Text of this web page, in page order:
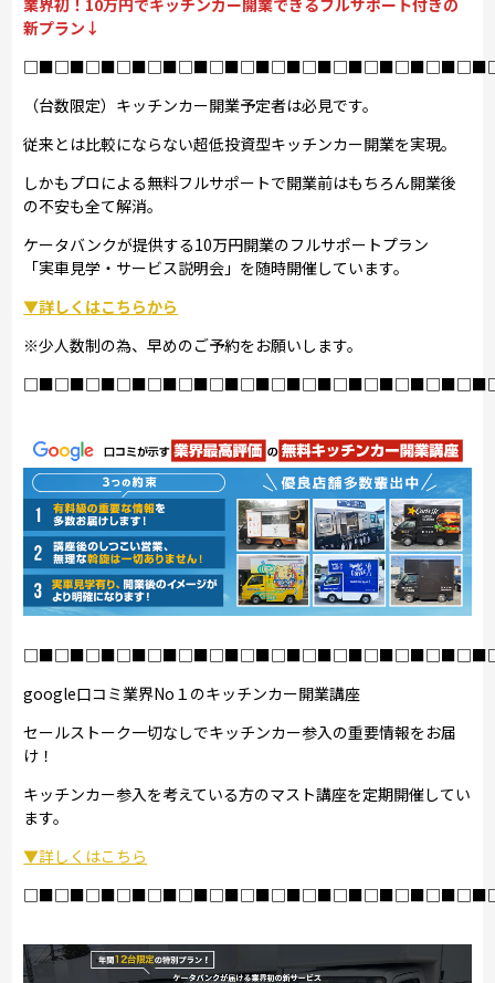
業界初！10万円でキッチンカー開業できるフルサポート付きの
新プラン↓
（台数限定）キッチンカー開業予定者は必見です。
従来とは比較にならない超低投資型キッチンカー開業を実現。
しかもプロによる無料フルサポートで開業前はもちろん開業後
の不安も全て解消。
ケータバンクが提供する10万円開業のフルサポートプラン
「実車見学・サービス説明会」を随時開催しています。
▼詳しくはこちらから
※少人数制の為、早めのご予約をお願いします。
google口コミ業界No１のキッチンカー開業講座
セールストーク一切なしでキッチンカー参入の重要情報をお届
け！
キッチンカー参入を考えている方のマスト講座を定期開催してい
ます。
▼詳しくはこちら